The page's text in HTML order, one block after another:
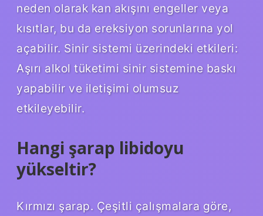
neden olarak kan akışını engeller veya
kısıtlar, bu da ereksiyon sorunlarına yol
açabilir. Sinir sistemi üzerindeki etkileri:
Aşırı alkol tüketimi sinir sistemine baskı
yapabilir ve iletişimi olumsuz
etkileyebilir.
Hangi şarap libidoyu
yükseltir?
Kırmızı şarap. Çeşitli çalışmalara göre,